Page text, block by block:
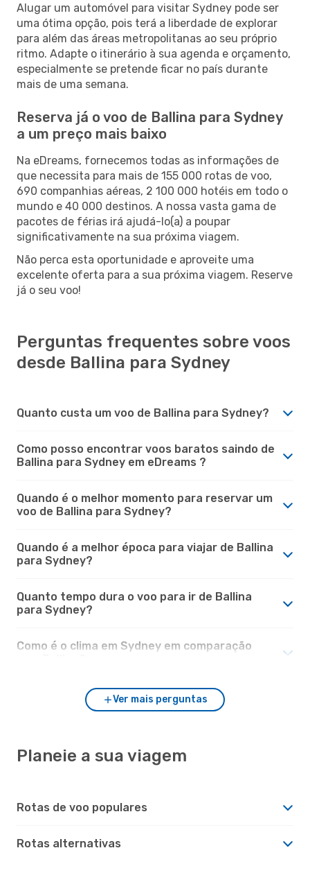
Alugar um automóvel para visitar Sydney pode ser
uma ótima opção, pois terá a liberdade de explorar
para além das áreas metropolitanas ao seu próprio
ritmo. Adapte o itinerário à sua agenda e orçamento,
especialmente se pretende ficar no país durante
mais de uma semana.
Reserva já o voo de Ballina para Sydney
a um preço mais baixo
Na eDreams, fornecemos todas as informações de
que necessita para mais de 155 000 rotas de voo,
690 companhias aéreas, 2 100 000 hotéis em todo o
mundo e 40 000 destinos. A nossa vasta gama de
pacotes de férias irá ajudá-lo(a) a poupar
significativamente na sua próxima viagem.
Não perca esta oportunidade e aproveite uma
excelente oferta para a sua próxima viagem. Reserve
já o seu voo!
Perguntas frequentes sobre voos
desde Ballina para Sydney
Quanto custa um voo de Ballina para Sydney?
Como posso encontrar voos baratos saindo de
Ballina para Sydney em eDreams ?
Quando é o melhor momento para reservar um
voo de Ballina para Sydney?
Quando é a melhor época para viajar de Ballina
para Sydney?
Quanto tempo dura o voo para ir de Ballina
para Sydney?
Como é o clima em Sydney em comparação
Ver mais perguntas
Planeie a sua viagem
Rotas de voo populares
Rotas alternativas